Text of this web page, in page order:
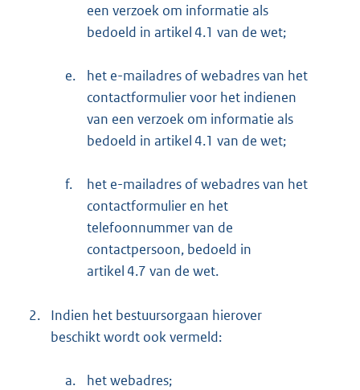
een verzoek om informatie als
bedoeld in artikel 4.1 van de wet;
e.
het e-mailadres of webadres van het
contactformulier voor het indienen
van een verzoek om informatie als
bedoeld in artikel 4.1 van de wet;
f.
het e-mailadres of webadres van het
contactformulier en het
telefoonnummer van de
contactpersoon, bedoeld in
artikel 4.7 van de wet.
2.
Indien het bestuursorgaan hierover
beschikt wordt ook vermeld:
a. het webadres;